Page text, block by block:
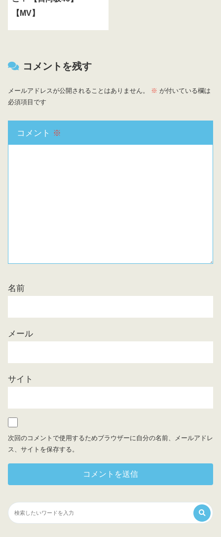
【MV】
コメントを残す
メールアドレスが公開されることはありません。 ※ が付いている欄は
必須項目です
コメント ※
名前
メール
サイト
次回のコメントで使用するためブラウザーに自分の名前、メールアドレ
ス、サイトを保存する。